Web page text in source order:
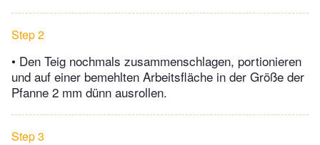
Step 2
• Den Teig nochmals zusammenschlagen, portionieren
und auf einer bemehlten Arbeitsfläche in der Größe der
Pfanne 2 mm dünn ausrollen.
Step 3